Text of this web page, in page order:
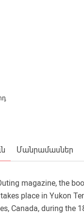
Մանրամասներ
magazine, the
place in Yukon
Canada, during the